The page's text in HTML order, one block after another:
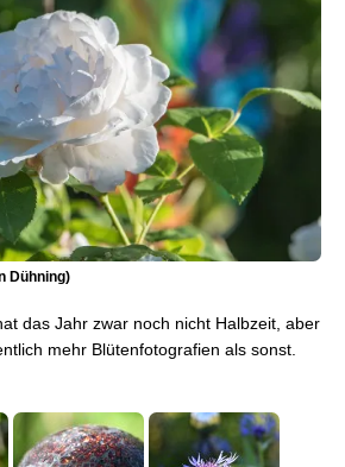
Dühning)
das Jahr zwar noch nicht Halbzeit, aber
mehr Blütenfotografien als sonst.